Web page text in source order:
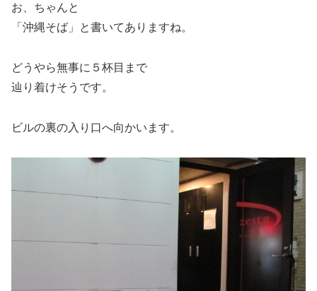
お、ちゃんと
「沖縄そば」と書いてありますね。
どうやら無事に５杯目まで
辿り着けそうです。
ビルの裏の入り口へ向かいます。